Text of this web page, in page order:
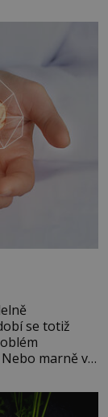
se totiž
marně v
paměť